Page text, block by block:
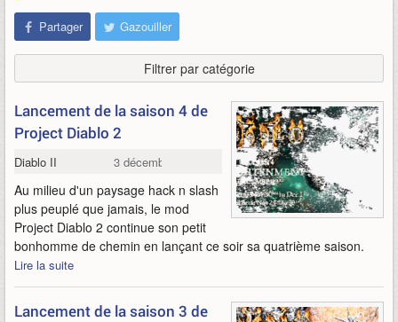
Partager Gazouiller
Filtrer par catégorie
Lancement de la saison 4 de
Project Diablo 2
Diablo II 3 décembre 2021
Au milieu d'un paysage hack n slash
plus peuplé que jamais, le mod
Project Diablo 2 continue son petit
bonhomme de chemin en lançant ce soir sa quatrième saison.
Lire la suite
Lancement de la saison 3 de